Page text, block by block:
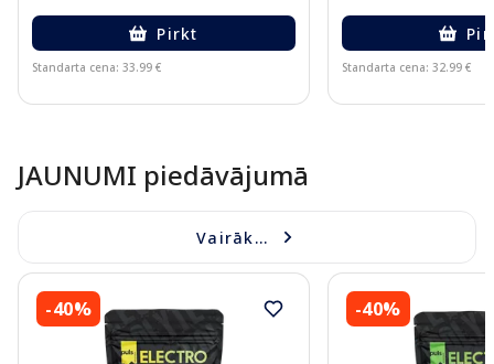
Pirkt
Standarta cena: 33.99 € Standarta cena: 32.99 €
JAUNUMI piedāvājumā
Vairāk...
-40% -40%